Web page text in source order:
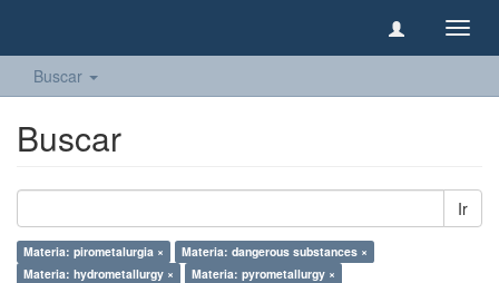
Buscar
Buscar
Ir
Materia: pirometalurgia ×
Materia: dangerous substances ×
Materia: hydrometallurgy ×
Materia: pyrometallurgy ×